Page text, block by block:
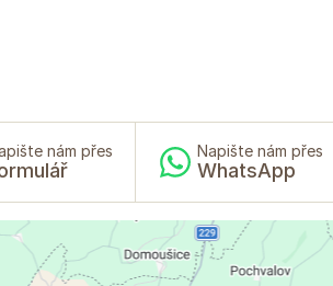
nám přes Napište nám přes
WhatsApp